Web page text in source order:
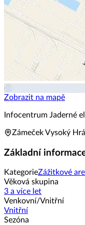
Zobrazit na mapě
Infocentrum Jaderné
Zámeček Vysoký
Základní
KategorieZážitkové
Věková skupina
3 a více let
Venkovní/Vnitřní
Vnitřní
Sezóna